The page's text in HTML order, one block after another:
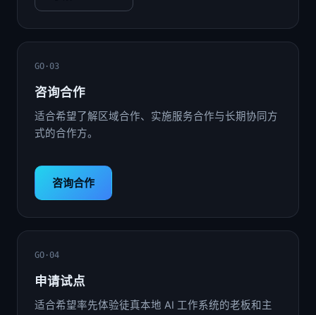
GO·03
咨询合作
适合希望了解区域合作、实施服务合作与长期协同方
式的合作方。
咨询合作
GO·04
申请试点
适合希望率先体验徒真本地 AI 工作系统的老板和主